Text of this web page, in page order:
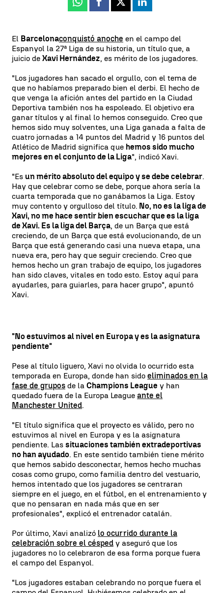
Whatsapp
Facebook
X Linkedin
El Barcelonaconquistó anoche en el campo del
Espanyol la 27ª Liga de su historia, un título que, a
juicio de Xavi Hernández, es mérito de los jugadores.
"Los jugadores han sacado el orgullo, con el tema de
que no habíamos preparado bien el derbi. El hecho de
que venga la afición antes del partido en la Ciudad
Deportiva también nos ha espoleado. El objetivo era
ganar títulos y al final lo hemos conseguido. Creo que
hemos sido muy solventes, una Liga ganada a falta de
cuatro jornadas a 14 puntos del Madrid y 16 puntos del
Atlético de Madrid significa que hemos sido mucho
mejores en el conjunto de la Liga", indicó Xavi.
"Es un mérito absoluto del equipo y se debe celebrar.
Hay que celebrar como se debe, porque ahora sería la
cuarta temporada que no ganábamos la Liga. Estoy
muy contento y orgulloso del título. No, no es la liga de
Xavi, no me hace sentir bien escuchar que es la liga
de Xavi. Es la liga del Barça, de un Barça que está
creciendo, de un Barça que está evolucionando, de un
Barça que está generando casi una nueva etapa, una
nueva era, pero hay que seguir creciendo. Creo que
hemos hecho un gran trabajo de equipo, los jugadores
han sido claves, vitales en todo esto. Estoy aquí para
ayudarles, para guiarles, para hacer grupo", apuntó
Xavi.
"No estuvimos al nivel en Europa y es la asignatura
pendiente"
Pese al título liguero, Xavi no olvida lo ocurrido esta
temporada en Europa, donde han sido eliminados en la
fase de grupos de la Champions League y han
quedado fuera de la Europa League ante el
Manchester United.
"El título significa que el proyecto es válido, pero no
estuvimos al nivel en Europa y es la asignatura
pendiente. Las situaciones también extradeportivas
no han ayudado. En este sentido también tiene mérito
que hemos sabido desconectar, hemos hecho muchas
cosas como grupo, como familia dentro del vestuario,
hemos intentado que los jugadores se centraran
siempre en el juego, en el fútbol, en el entrenamiento y
que no pensaran en nada más que en ser
profesionales", explicó el entrenador catalán.
Por último, Xavi analizó lo ocurrido durante la
celebración sobre el césped y aseguró que los
jugadores no lo celebraron de esa forma porque fuera
el campo del Espanyol.
"Los jugadores estaban celebrando no porque fuera el